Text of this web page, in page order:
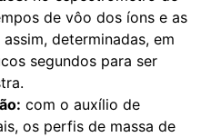
de vôo dos íons e as
determinadas, em
segundos para ser
com o auxílio de
os perfis de massa de